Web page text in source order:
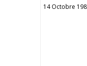
14 Octobre